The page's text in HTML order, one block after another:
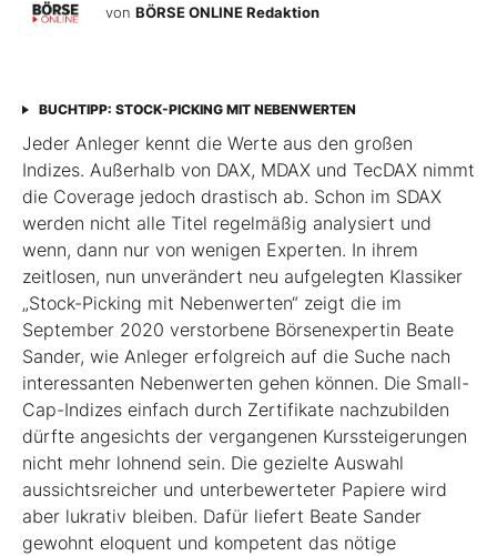
von BÖRSE ONLINE Redaktion
BUCHTIPP: STOCK-PICKING MIT NEBENWERTEN
Jeder Anleger kennt die Werte aus den großen
Indizes. Außerhalb von DAX, MDAX und TecDAX nimmt
die Coverage jedoch drastisch ab. Schon im SDAX
werden nicht alle Titel regel­mäßig analysiert und
wenn, dann nur von wenigen Experten. In ihrem
zeitlosen, nun unverändert neu aufgelegten Klassiker
„Stock-Picking mit Nebenwerten“ zeigt die im
September 2020 verstorbene Börsenexpertin Beate
Sander, wie Anleger erfolgreich auf die Suche nach
interessanten Nebenwerten gehen können. Die Small-
Cap-Indizes einfach durch Zertifikate nachzubilden
dürfte angesichts der vergangenen Kurssteiger­ungen
nicht mehr lohnend sein. Die gezielte Auswahl
aussichtsreicher und unterbewerteter Papiere wird
aber lukrativ bleiben. Dafür liefert Beate Sander
gewohnt eloquent und kompetent das nötige